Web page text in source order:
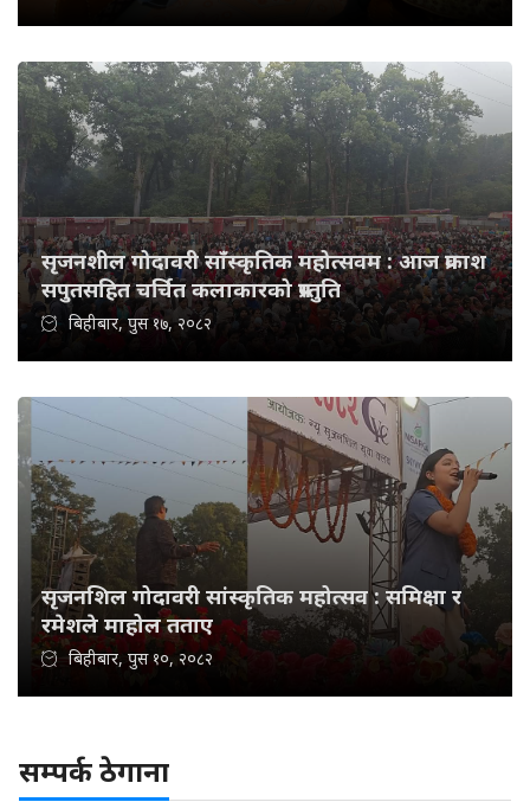
सृजनशील गोदावरी साँस्कृतिक महोत्सवम : आज प्रकाश
सपुतसहित चर्चित कलाकारको प्रस्तुति
बिहीबार, पुस १७, २०८२
सृजनशिल गोदावरी सांस्कृतिक महोत्सव : समिक्षा र
रमेशले माहोल तताए
बिहीबार, पुस १०, २०८२
सम्पर्क ठेगाना